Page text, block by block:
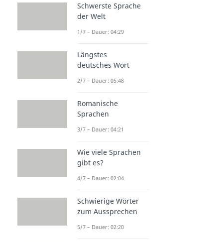
Schwerste Sprache
der Welt
1/7 – Dauer: 04:29
Längstes
deutsches Wort
2/7 – Dauer: 05:48
Romanische
Sprachen
3/7 – Dauer: 04:21
Wie viele Sprachen
gibt es?
4/7 – Dauer: 02:04
Schwierige Wörter
zum Aussprechen
5/7 – Dauer: 02:20